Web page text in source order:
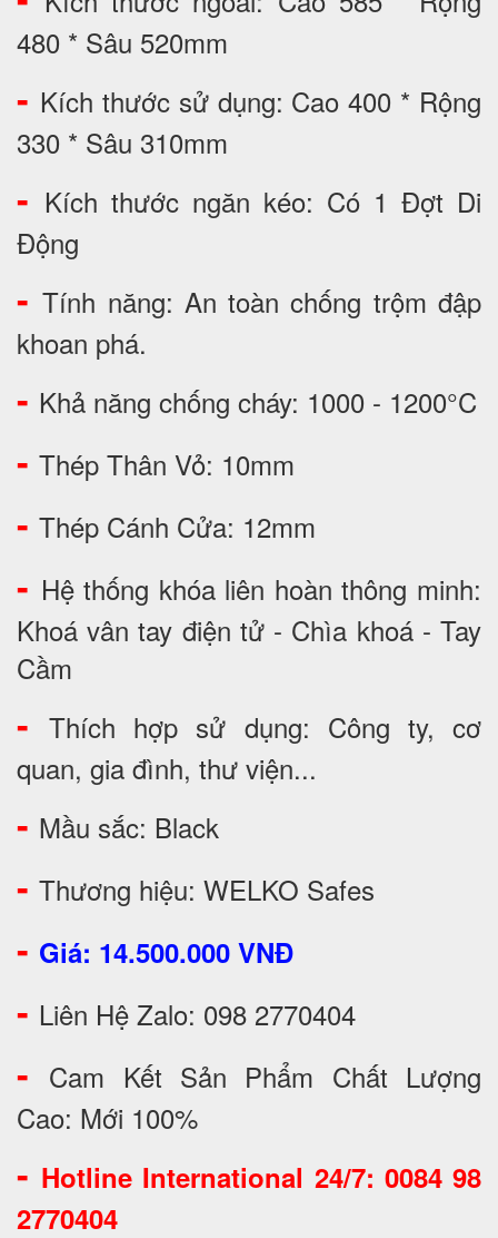
480 * Sâu 520mm
- Kích thước sử dụng: Cao 400 * Rộng
330 * Sâu 310mm
- Kích thước ngăn kéo: Có 1 Đợt Di
Động
-Tính năng: An toàn chống trộm đập
khoan phá.
- Khả năng chống cháy: 1000 - 1200°C
- Thép Thân Vỏ: 10mm
- Thép Cánh Cửa: 12mm
- Hệ thống khóa liên hoàn thông minh:
Khoá vân tay điện tử - Chìa khoá - Tay
Cầm
-Thích hợp sử dụng: Công ty, cơ
quan, gia đình, thư viện...
- Mầu sắc: Black
- Thương hiệu: WELKO Safes
- Giá: 14.500.000 VNĐ
- Liên Hệ Zalo: 098 2770404
- Cam Kết Sản Phẩm Chất Lượng
Cao: Mới 100%
- Hotline International 24/7: 0084 98
2770404